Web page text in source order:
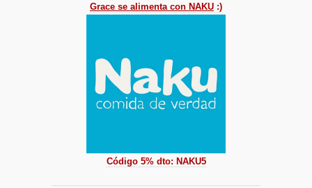
Grace se alimenta con NAKU :)
Código 5% dto: NAKU5